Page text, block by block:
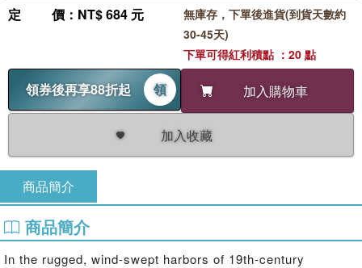
定價 ：NT$ 684 元
領券後再享88折起 領 加入購物車
加入收藏
無庫存，下單後進貨(到貨天數約
30-45天)
下單可得紅利積點 ：20 點
商品簡介
商品簡介
In the rugged, wind-swept harbors of 19th-century